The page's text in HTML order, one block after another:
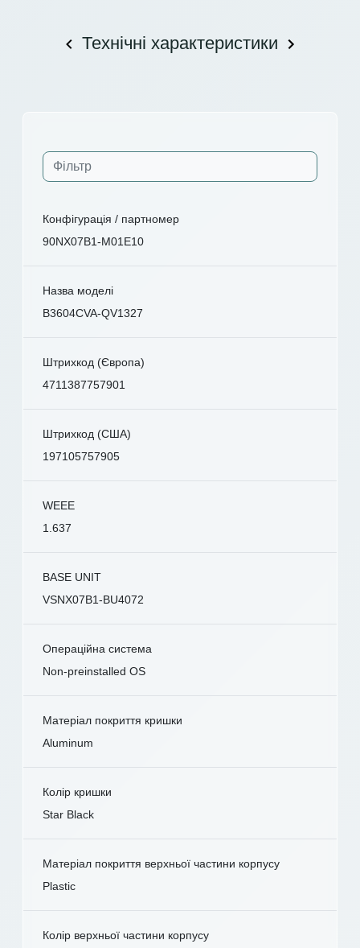
Технічні характеристики
Конфігурація / партномер
90NX07B1-M01E10
Назва моделі
B3604CVA-QV1327
Штрихкод (Європа)
4711387757901
Штрихкод (США)
197105757905
WEEE
1.637
BASE UNIT
VSNX07B1-BU4072
Операційна система
Non-preinstalled OS
Матеріал покриття кришки
Aluminum
Колір кришки
Star Black
Матеріал покриття верхньої частини корпусу
Plastic
Колір верхньої частини корпусу